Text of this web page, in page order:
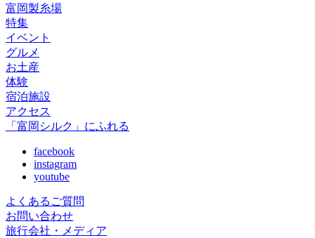
富岡製糸場
特集
イベント
グルメ
お土産
体験
宿泊施設
アクセス
「富岡シルク」にふれる
facebook
instagram
youtube
よくあるご質問
お問い合わせ
旅行会社・メディア